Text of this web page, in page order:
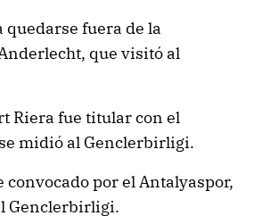
quedarse fuera de la
que visitó al
Riera fue titular con el
midió al Genclerbirligi.
convocado por el Antalyaspor,
Genclerbirligi.